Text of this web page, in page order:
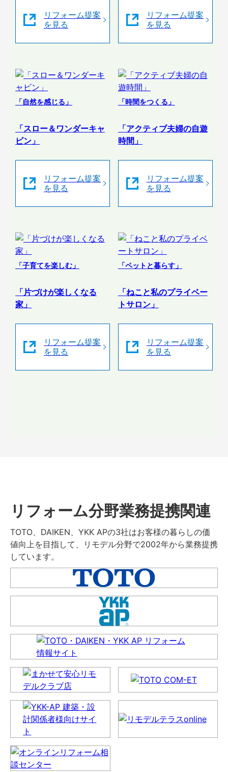
リフォーム提案
を見る
リフォーム提案
を見る
「自然を感じる」
「スロー＆ワンダーキャ
ビン」
リフォーム提案
を見る
「時間をつくる」
「アクティブ夫婦の自遊
時間」
リフォーム提案
を見る
「子育てを楽しむ」
「片づけが楽しくなる
家」
リフォーム提案
を見る
「ペットと暮らす」
「ねこと私のプライベー
トサロン」
リフォーム提案
を見る
リフォーム分野業務提携関連
TOTO、DAIKEN、YKK APの3社はお客様の暮らしの価
値向上を目指して、リモデル分野で2002年から業務提携
しています。